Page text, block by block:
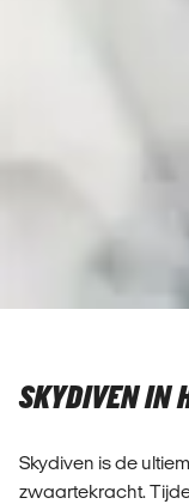
SKYDIVEN IN
Skydiven is de
zwaartekracht.